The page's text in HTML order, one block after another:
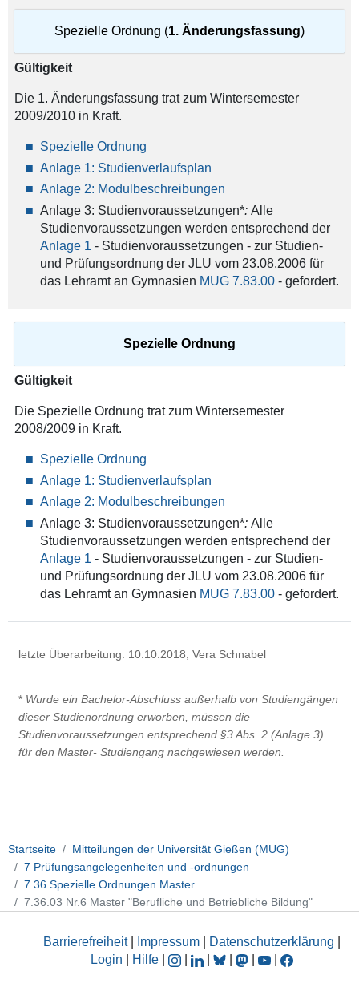
Spezielle Ordnung (1. Änderungsfassung)
Gültigkeit
Die 1. Änderungsfassung trat zum Wintersemester
2009/2010 in Kraft.
Spezielle Ordnung
Anlage 1: Studienverlaufsplan
Anlage 2: Modulbeschreibungen
Anlage 3: Studienvoraussetzungen*: Alle
Studienvoraussetzungen werden entsprechend der
Anlage 1 - Studienvoraussetzungen - zur Studien-
und Prüfungsordnung der JLU vom 23.08.2006 für
das Lehramt an Gymnasien MUG 7.83.00- gefordert.
Spezielle Ordnung
Gültigkeit
Die Spezielle Ordnung trat zum Wintersemester
2008/2009 in Kraft.
Spezielle Ordnung
Anlage 1: Studienverlaufsplan
Anlage 2: Modulbeschreibungen
Anlage 3: Studienvoraussetzungen*: Alle
Studienvoraussetzungen werden entsprechend der
Anlage 1 - Studienvoraussetzungen - zur Studien-
und Prüfungsordnung der JLU vom 23.08.2006 für
das Lehramt an Gymnasien MUG 7.83.00- gefordert.
letzte Überarbeitung: 10.10.2018, Vera Schnabel
* Wurde ein Bachelor-Abschluss außerhalb von Studiengängen
dieser Studienordnung erworben, müssen die
Studienvoraussetzungen entsprechend §3 Abs. 2 (Anlage 3)
für den Master- Studiengang nachgewiesen werden.
Startseite
Mitteilungen der Universität Gießen (MUG)
7 Prüfungsangelegenheiten und -ordnungen
7.36 Spezielle Ordnungen Master
7.36.03 Nr.6 Master "Berufliche und Betriebliche Bildung"
Barrierefreiheit| Impressum Datenschutzerklärung
Login
Hilfe